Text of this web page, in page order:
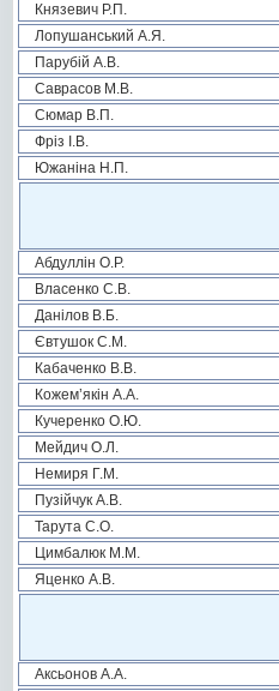
Князевич Р.П.
Лопушанський А.Я.
Парубій А.В.
Саврасов М.В.
Сюмар В.П.
Фріз І.В.
Южаніна Н.П.
Абдуллін О.Р.
Власенко С.В.
Данілов В.Б.
Євтушок С.М.
Кабаченко В.В.
Кожем’якін А.А.
Кучеренко О.Ю.
Мейдич О.Л.
Немиря Г.М.
Пузійчук А.В.
Тарута С.О.
Цимбалюк М.М.
Яценко А.В.
Аксьонов А.А.